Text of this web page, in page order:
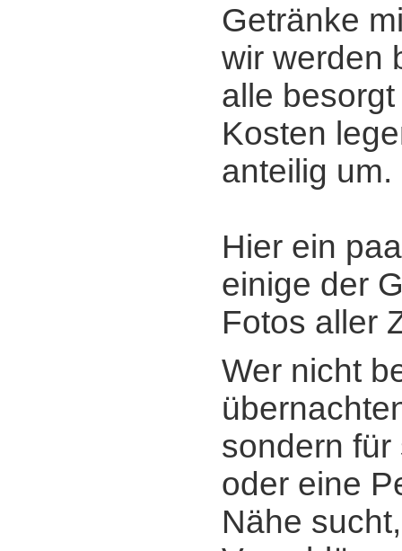
Getränke
wir werden
alle
Kosten
anteilig um.
Hier ein
einige der
Fotos aller
Wer nicht
sondern
oder eine
Nähe